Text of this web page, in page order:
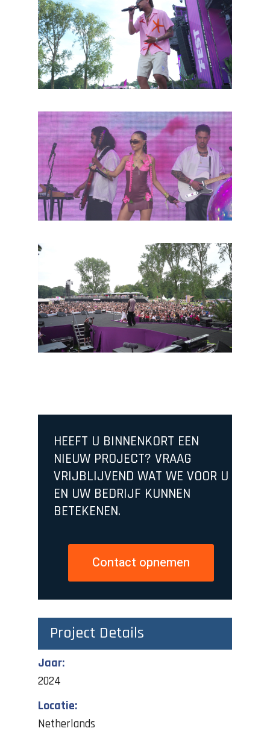
HEEFT U BINNENKORT EEN
NIEUW PROJECT? VRAAG
VRIJBLIJVEND WAT WE VOOR U
EN UW BEDRIJF KUNNEN
BETEKENEN.
Contact opnemen
Project Details
Jaar:
2024
Locatie:
Netherlands